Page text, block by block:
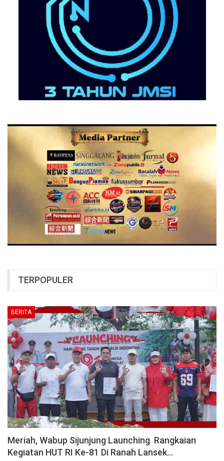
TERPOPULER
BERITA
Meriah, Wabup Sijunjung Launching Rangkaian
Kegiatan HUT RI Ke-81 Di Ranah Lansek…